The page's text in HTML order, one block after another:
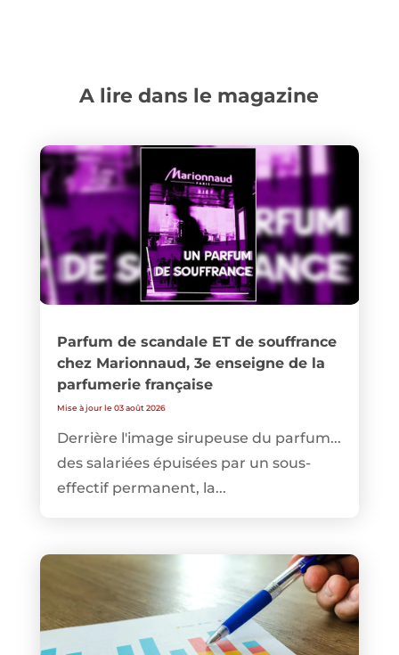
A lire dans le magazine
Parfum de scandale ET de souffrance
chez Marionnaud, 3e enseigne de la
parfumerie française
Mise à jour le 03 août 2026
Derrière l'image sirupeuse du parfum...
des salariées épuisées par un sous-
effectif permanent, la...